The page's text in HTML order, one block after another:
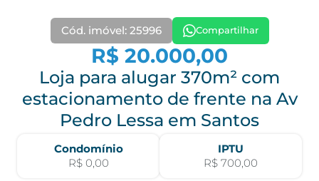
Cód. imóvel: 25996 Compartilhar
R$ 20.000,00
Loja para alugar 370m² com
estacionamento de frente na Av
Pedro Lessa em Santos
Condomínio
R$ 0,00
IPTU
R$ 700,00